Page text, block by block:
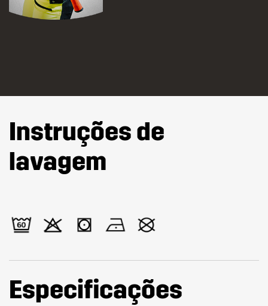
Instruções de
lavagem
Especificações